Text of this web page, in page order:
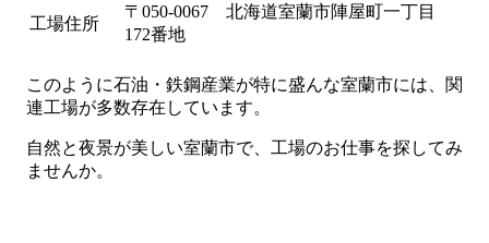
工場住所
〒050-0067 北海道室蘭市陣屋町一丁目
172番地
このように石油・鉄鋼産業が特に盛んな室蘭市には、関
連工場が多数存在しています。
自然と夜景が美しい室蘭市で、工場のお仕事を探してみ
ませんか。